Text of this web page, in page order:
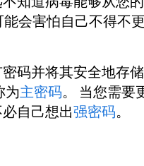
能会害怕自己不得不
码并将其安全地存
为主密码。 当您需要
自己想出强密码。